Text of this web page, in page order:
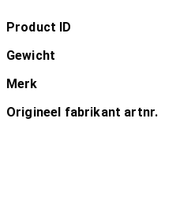
Product ID
Gewicht
Merk
Origineel fabrikant artnr.